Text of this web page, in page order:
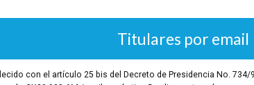
Titulares por email
con el artículo 25 bis del Decreto de Presidencia No.